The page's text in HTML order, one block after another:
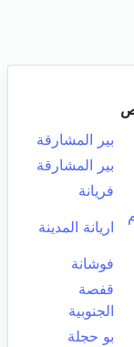
بير المشارقة
بير المشارقة
فريانة
اريانة المدينة
فوشانة
قفصة
الجنوبية
بو حجلة